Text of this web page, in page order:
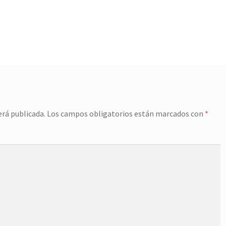
publicada. Los campos obligatorios están marcados con *